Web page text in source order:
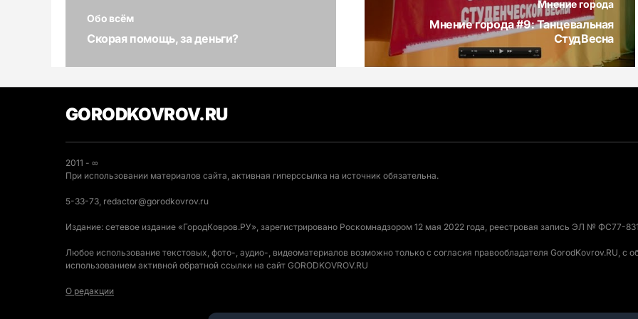
Обо всём
Скорая помощь, за деньги?
Мнение города
Мнение города #9: Танцевальная
СтудВесна
GORODKOVROV.RU
2011 - ∞
При использовании материалов сайта, активная гиперссылка на источник обязательна.
5-33-73, redactor@gorodkovrov.ru
Издание: сетевое издание «ГородКовров.РУ», зарегистрировано Роскомнадзором 12 мая 2022 года, реестровая запись ЭЛ № ФС77-
Любое использование текстовых, фото-, аудио-, видеоматериалов возможно только с согласия правообладателя GorodKovrov.RU, с
использованием активной обратной ссылки на сайт GORODKOVROV.RU
О редакции